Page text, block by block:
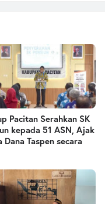
Pacitan Serahkan SK
kepada 51 ASN, Ajak
Dana Taspen secara